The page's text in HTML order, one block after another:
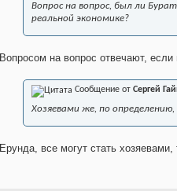
Вопрос на вопрос, был ли
реальной экономике?
Вопросом на вопрос отвечают,
Сообщение от Сергей
Хозяевами же, по
Ерунда, все могут стать